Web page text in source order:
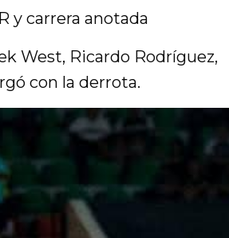
y carrera anotada
West, Ricardo Rodríguez,
con la derrota.